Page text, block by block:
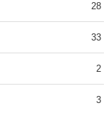
28
33
2
3